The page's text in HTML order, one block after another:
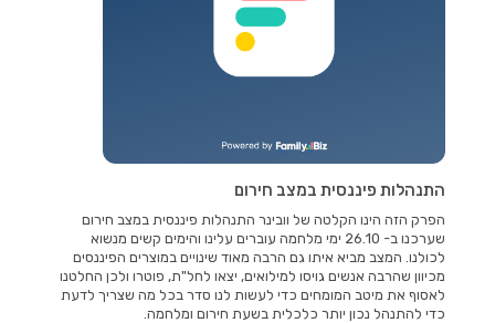
התנהלות פיננסית במצב חירום
הפרק הזה הינו הקלטה של וובינר התנהלות פיננסית במצב חירום
שערכנו ב- 26.10 ימי מלחמה עוברים עלינו והימים קשים מנשוא
לכולנו. המצב מביא איתו גם הרבה מאוד שינויים במוצרים הפיננסים
מכיוון שהרבה אנשים גויסו למילואים, יצאו לחל"ת, פוטרו ולכן החלטנו
לאסוף את מיטב המומחים כדי לעשות לנו סדר בכל מה שצריך לדעת
כדי להתנהל נכון יותר כלכלית בשעת חירום ומלחמה.